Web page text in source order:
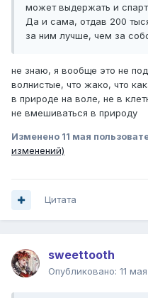
может выдержать и
Да и сама, отдав 200
за ним лучше, чем за
не знаю, я вообще это не
волнистые, что жако, что
в природе на воле, не в
не вмешиваться в природу
Изменено 11 мая
изменений)
Цитата
sweettooth
Опубликовано: 11 мая